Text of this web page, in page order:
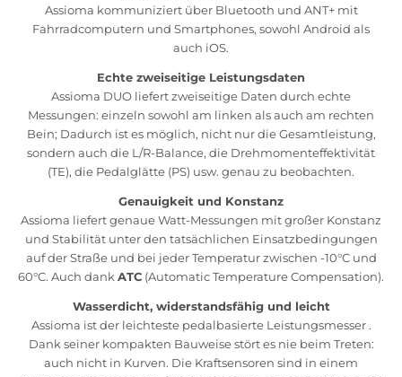
Assioma kommuniziert über Bluetooth und ANT+ mit
Fahrradcomputern und Smartphones, sowohl Android als
auch iOS.
Echte zweiseitige Leistungsdaten
Assioma DUO liefert zweiseitige Daten durch echte
Messungen: einzeln sowohl am linken als auch am rechten
Bein; Dadurch ist es möglich, nicht nur die Gesamtleistung,
sondern auch die L/R-Balance, die Drehmomenteffektivität
(TE), die Pedalglätte (PS) usw. genau zu beobachten.
Genauigkeit und Konstanz
Assioma liefert genaue Watt-Messungen mit großer Konstanz
und Stabilität unter den tatsächlichen Einsatzbedingungen
auf der Straße und bei jeder Temperatur zwischen -10°C und
60°C. Auch dank ATC (Automatic Temperature Compensation).
Wasserdicht, widerstandsfähig und leicht
Assioma ist der leichteste pedalbasierte Leistungsmesser .
Dank seiner kompakten Bauweise stört es nie beim Treten:
auch nicht in Kurven. Die Kraftsensoren sind in einem